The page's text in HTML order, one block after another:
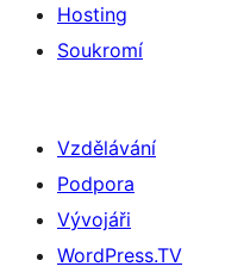
Hosting
Soukromí
Vzdělávání
Podpora
Vývojáři
WordPress.TV